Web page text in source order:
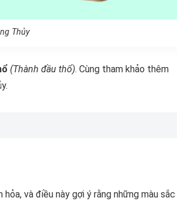
Thủy
(Thành đầu thổ). Cùng tham khảo thêm
và điều này gợi ý rằng những màu sắc